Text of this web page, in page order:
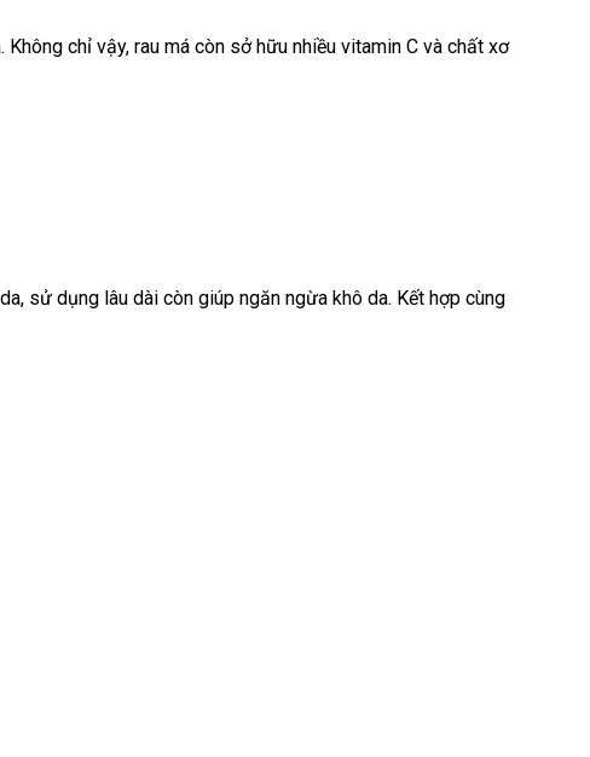
chỉ vậy, rau má còn sở hữu nhiều vitamin C và chất xơ
sử dụng lâu dài còn giúp ngăn ngừa khô da. Kết hợp cùng